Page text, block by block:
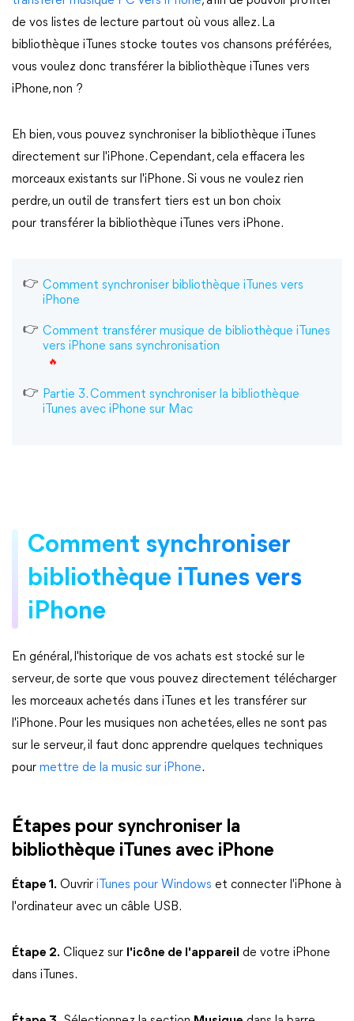
de vos listes de lecture partout où vous allez. La
bibliothèque iTunes stocke toutes vos chansons préférées,
vous voulez donc transférer la bibliothèque iTunes vers
iPhone, non ?
Eh bien, vous pouvez synchroniser la bibliothèque iTunes
directement sur l'iPhone. Cependant, cela effacera les
morceaux existants sur l'iPhone. Si vous ne voulez rien
perdre, un outil de transfert tiers est un bon choix
pour transférer la bibliothèque iTunes vers iPhone.
Comment synchroniser bibliothèque iTunes vers
iPhone
Comment transférer musique de bibliothèque iTunes
vers iPhone sans synchronisation
Partie 3. Comment synchroniser la bibliothèque
iTunes avec iPhone sur Mac
Comment synchroniser
bibliothèque iTunes vers
iPhone
En général, l'historique de vos achats est stocké sur le
serveur, de sorte que vous pouvez directement télécharger
les morceaux achetés dans iTunes et les transférer sur
l'iPhone. Pour les musiques non achetées, elles ne sont pas
sur le serveur, il faut donc apprendre quelques techniques
pour mettre de la music sur iPhone.
Étapes pour synchroniser la
bibliothèque iTunes avec iPhone
Étape 1. Ouvrir iTunes pour Windows et connecter l'iPhone à
l'ordinateur avec un câble USB.
Étape 2. Cliquez sur l'icône de l'appareil
de votre iPhone
dans iTunes.